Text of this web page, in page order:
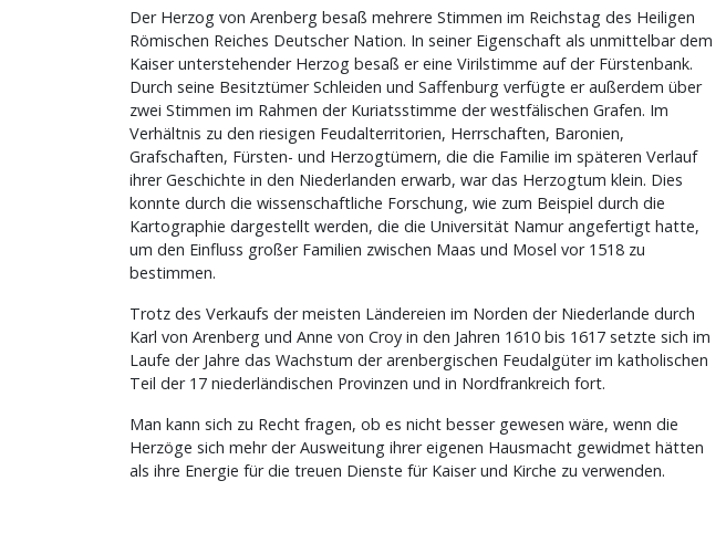
Der Herzog von Arenberg besaß mehrere Stimmen im Reichstag des Heiligen
Römischen Reiches Deutscher Nation. In seiner Eigenschaft als unmittelbar dem
Kaiser unterstehender Herzog besaß er eine Virilstimme auf der Fürstenbank.
Durch seine Besitztümer Schleiden und Saffenburg verfügte er außerdem über
zwei Stimmen im Rahmen der Kuriatsstimme der westfälischen Grafen. Im
Verhältnis zu den riesigen Feudalterritorien, Herrschaften, Baronien,
Grafschaften, Fürsten- und Herzogtümern, die die Familie im späteren Verlauf
ihrer Geschichte in den Niederlanden erwarb, war das Herzogtum klein. Dies
konnte durch die wissenschaftliche Forschung, wie zum Beispiel durch die
Kartographie dargestellt werden, die die Universität Namur angefertigt hatte,
um den Einfluss großer Familien zwischen Maas und Mosel vor 1518 zu
bestimmen.
Trotz des Verkaufs der meisten Ländereien im Norden der Niederlande durch
Karl von Arenberg und Anne von Croy in den Jahren 1610 bis 1617 setzte sich im
Laufe der Jahre das Wachstum der arenbergischen Feudalgüter im katholischen
Teil der 17 niederländischen Provinzen und in Nordfrankreich fort.
Man kann sich zu Recht fragen, ob es nicht besser gewesen wäre, wenn die
Herzöge sich mehr der Ausweitung ihrer eigenen Hausmacht gewidmet hätten
als ihre Energie für die treuen Dienste für Kaiser und Kirche zu verwenden.